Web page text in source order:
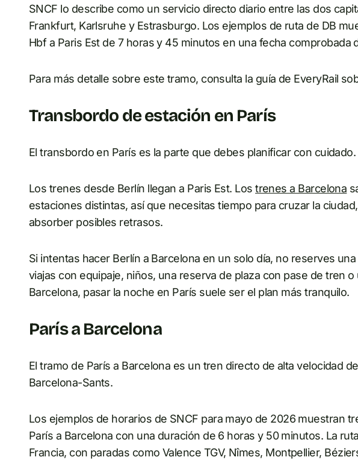
SNCF lo describe como un servicio directo diario entre las dos
Frankfurt, Karlsruhe y Estrasburgo. Los ejemplos de ruta de DB
Hbf a Paris Est de 7 horas y 45 minutos en una fecha comprobada
Para más detalle sobre este tramo, consulta la guía de EveryRail
Transbordo de estación en París
El transbordo en París es la parte que debes planificar con cuidado.
Los trenes desde Berlín llegan a Paris Est. Lostrenes a Barcelona
estaciones distintas, así que necesitas tiempo para cruzar la
absorber posibles retrasos.
Si intentas hacer Berlín a Barcelona en un solo día, no reserves
viajas con equipaje, niños, una reserva de plaza con pase de tren
Barcelona, pasar la noche en París suele ser el plan más tranquilo.
París a Barcelona
El tramo de París a Barcelona es un tren directo de alta velocidad
Barcelona-Sants.
Los ejemplos de horarios de SNCF para mayo de 2026 muestran
París a Barcelona con una duración de 6 horas y 50 minutos. La
Francia, con paradas como Valence TGV, Nîmes, Montpellier,